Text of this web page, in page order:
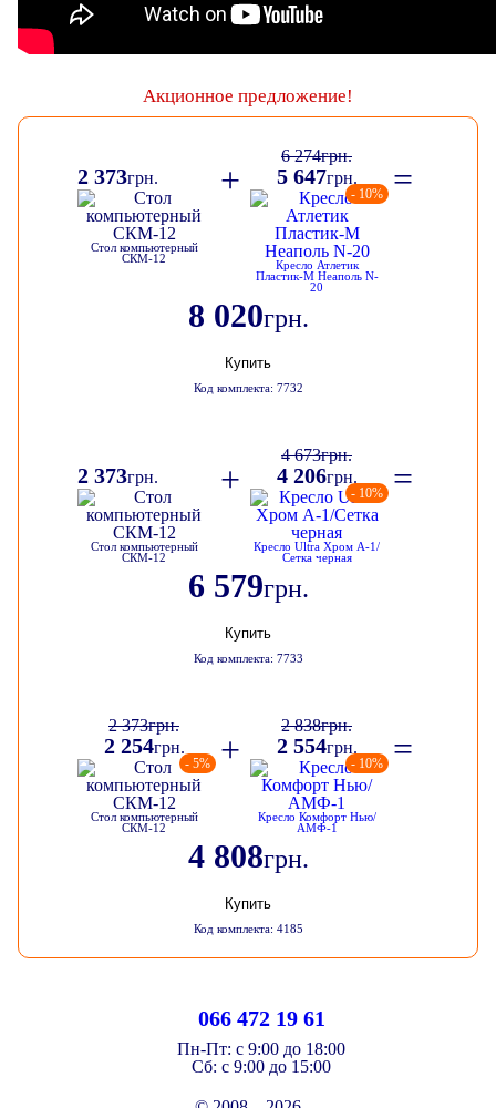
Акционное предложение!
2 373грн.
Стол компьютерный
СКМ-12
+
6 274грн.
5 647грн.
- 10%
Кресло Атлетик
Пластик-М Неаполь N-
20
=
8 020грн.
Купить
Код комплекта: 7732
2 373грн.
Стол компьютерный
СКМ-12
+
4 673грн.
4 206грн.
- 10%
Кресло Ultra Хром А-1/
Сетка черная
=
6 579грн.
Купить
Код комплекта: 7733
2 373грн.
2 254грн.
- 5%
Стол компьютерный
СКМ-12
+
2 838грн.
2 554грн.
- 10%
Кресло Комфорт Нью/
АМФ-1
=
4 808грн.
Купить
Код комплекта: 4185
066 472 19 61
Пн-Пт: с 9:00 до 18:00
Cб: с 9:00 до 15:00